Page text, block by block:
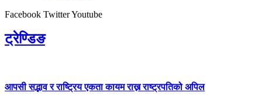
Facebook TwitterYoutube
ट्रेण्डिङ
आपसी सद्भाव र राष्ट्रिय एकता कायम राख्न राष्ट्रपतिको अपिल